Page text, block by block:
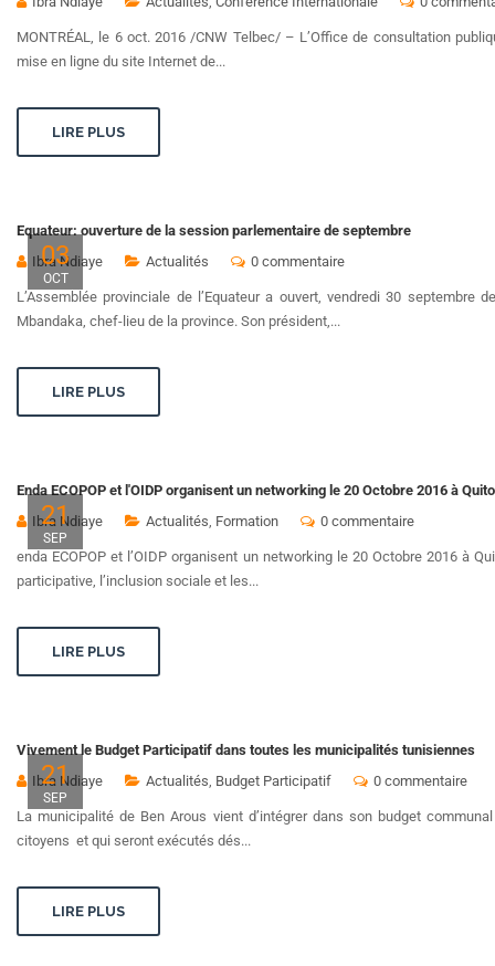
MONTRÉAL, le 6 oct. 2016 /CNW Telbec/ – L’Office de consultation
mise en ligne du site Internet de...
LIRE PLUS
03
OCT
Equateur: ouverture de la session parlementaire de septembre
Ibra Ndiaye
Actualités 0 commentaire
L’Assemblée provinciale de l’Equateur a ouvert, vendredi 30 septembre
Mbandaka, chef-lieu de la province. Son président,...
LIRE PLUS
21
SEP
Enda ECOPOP et l'OIDP organisent un networking le 20 Octobre 2016 à
Ibra Ndiaye
Actualités, Formation 0 commentaire
enda ECOPOP et l’OIDP organisent un networking le 20 Octobre 2016 à
participative, l’inclusion sociale et les...
LIRE PLUS
21
SEP
Vivement le Budget Participatif dans toutes les municipalités tunisiennes
Ibra Ndiaye
Actualités, Budget Participatif 0 commentaire
La municipalité de Ben Arous vient d’intégrer dans son budget
citoyens et qui seront exécutés dés...
LIRE PLUS